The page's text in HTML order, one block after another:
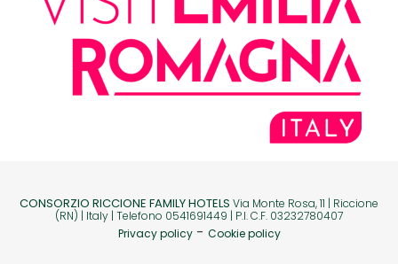
CONSORZIO RICCIONE FAMILY HOTELS Via Monte Rosa, 11 | Riccione
(RN) | Italy | Telefono 0541691449 | P.I. C.F. 03232780407
Privacy policy- Cookie policy